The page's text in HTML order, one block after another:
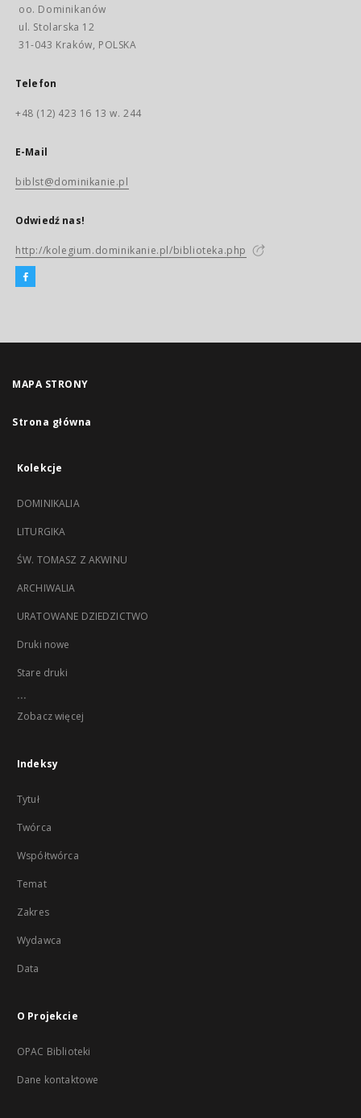
oo. Dominikanów
ul. Stolarska 12
31-043 Kraków, POLSKA
Telefon
+48 (12) 423 16 13 w. 244
E-Mail
biblst@dominikanie.pl
Odwiedź nas!
http://kolegium.dominikanie.pl/biblioteka.php
MAPA STRONY
Strona główna
Kolekcje
DOMINIKALIA
LITURGIKA
ŚW. TOMASZ Z AKWINU
ARCHIWALIA
URATOWANE DZIEDZICTWO
Druki nowe
Stare druki
...
Zobacz więcej
Indeksy
Tytuł
Twórca
Współtwórca
Temat
Zakres
Wydawca
Data
O Projekcie
OPAC Biblioteki
Dane kontaktowe